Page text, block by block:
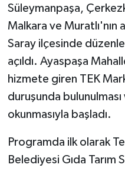
Süleymanpaşa,
Malkara ve Muratlı'nın
Saray ilçesinde
açıldı. Ayaspaşa
hizmete giren TEK
duruşunda bulunulması
okunmasıyla başladı.
Programda ilk olarak
Belediyesi Gıda